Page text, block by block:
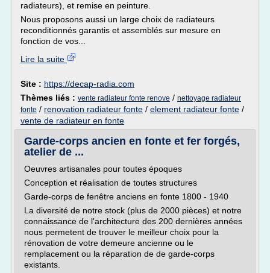
radiateurs), et remise en peinture.
Nous proposons aussi un large choix de radiateurs
reconditionnés garantis et assemblés sur mesure en
fonction de vos...
Lire la suite
Site : https://decap-radia.com
Thèmes liés : vente radiateur fonte renove / nettoyage radiateur
fonte / renovation radiateur fonte / element radiateur fonte /
vente de radiateur en fonte
Garde-corps ancien en fonte et fer forgés,
atelier de ...
Oeuvres artisanales pour toutes époques
Conception et réalisation de toutes structures
Garde-corps de fenêtre anciens en fonte 1800 - 1940
La diversité de notre stock (plus de 2000 pièces) et notre
connaissance de l'architecture des 200 dernières années
nous permetent de trouver le meilleur choix pour la
rénovation de votre demeure ancienne ou le
remplacement ou la réparation de de garde-corps
existants.